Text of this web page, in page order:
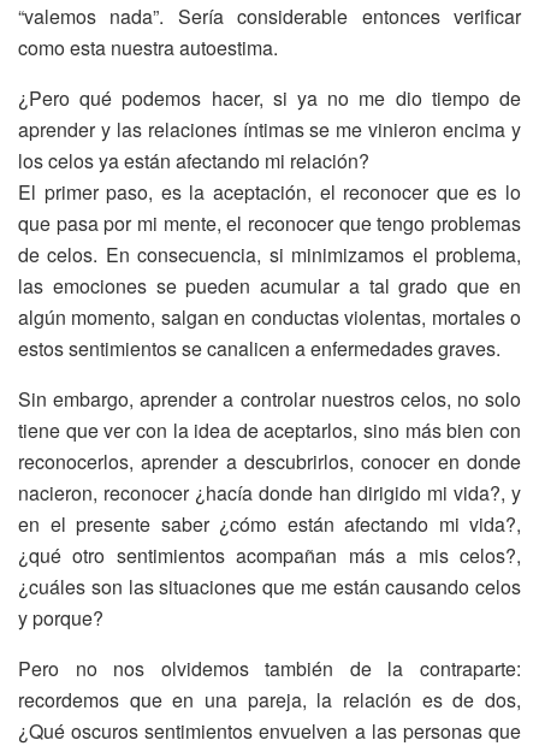
“valemos nada”. Sería considerable entonces verificar
como esta nuestra autoestima.
¿Pero qué podemos hacer, si ya no me dio tiempo de
aprender y las relaciones íntimas se me vinieron encima y
los celos ya están afectando mi relación?
El primer paso, es la aceptación, el reconocer que es lo
que pasa por mi mente, el reconocer que tengo problemas
de celos. En consecuencia, si minimizamos el problema,
las emociones se pueden acumular a tal grado que en
algún momento, salgan en conductas violentas, mortales o
estos sentimientos se canalicen a enfermedades graves.
Sin embargo, aprender a controlar nuestros celos, no solo
tiene que ver con la idea de aceptarlos, sino más bien con
reconocerlos, aprender a descubrirlos, conocer en donde
nacieron, reconocer ¿hacía donde han dirigido mi vida?, y
en el presente saber ¿cómo están afectando mi vida?,
¿qué otro sentimientos acompañan más a mis celos?,
¿cuáles son las situaciones que me están causando celos
y porque?
Pero no nos olvidemos también de la contraparte:
recordemos que en una pareja, la relación es de dos,
¿Qué oscuros sentimientos envuelven a las personas que